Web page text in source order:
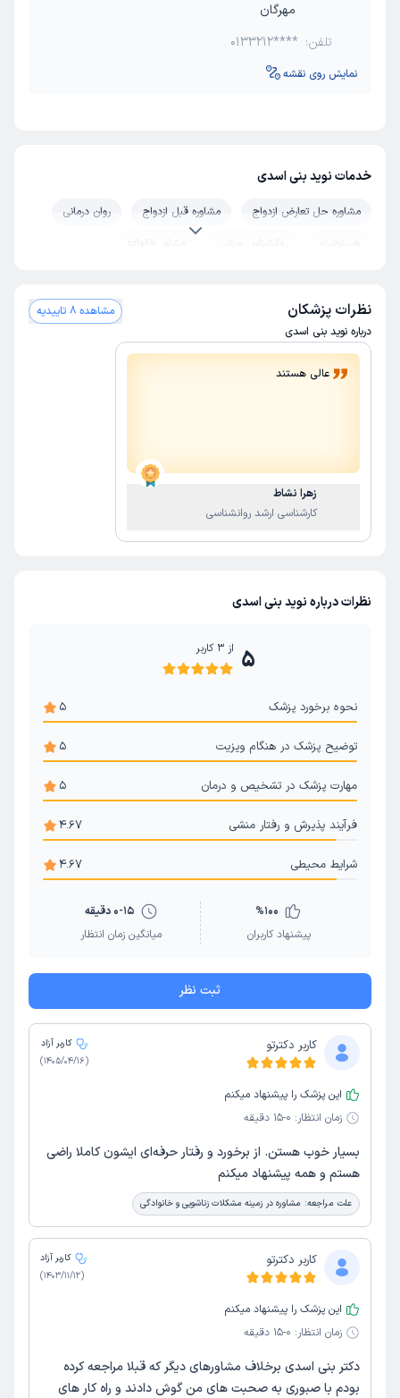
مهرگان
تلفن: 0133212****
نمایش روی نقشه
خدمات نوید بنی اسدی
مشاوره حل تعارض ازدواج مشاوره قبل ازدواج
روان درمانی
هیپنوتیزم
روانشناس ورزشی مشاور خانواده
نظرات پزشکان
درباره نوید بنی اسدی
مشاهده 8 تاییدیه
عالی هستند
زهرا نشاط
کارشناسی ارشد روانشناسی
نظرات درباره نوید بنی اسدی
5 از 3 کاربر
نحوه برخورد پزشک 5
توضیح پزشک در هنگام ویزیت 5
مهارت پزشک در تشخیص و درمان 5
فرآیند پذیرش و رفتار منشی 4.67
شرایط محیطی 4.67
%100
پیشنهاد کاربران
0-15 دقیقه
میانگین زمان انتظار
ثبت نظر
کاربر دکترتو
کاربر آزاد
(
1405/04/16
)
این پزشک را پیشنهاد میکنم
زمان انتظار: 0-15 دقیقه
بسیار خوب هستن. از برخورد و رفتار حرفه‌ای ایشون کاملا راضی
هستم و همه پیشنهاد میکنم
علت مراجعه: مشاوره در زمینه مشکلات زناشویی و خانوادگی
کاربر دکترتو
کاربر آزاد
(
1403/11/12
)
این پزشک را پیشنهاد میکنم
زمان انتظار: 0-15 دقیقه
دکتر بنی اسدی برخلاف مشاورهای دیگر که قبلا مراجعه کرده
بودم با صبوری به صحبت های من گوش دادند و راه کار های